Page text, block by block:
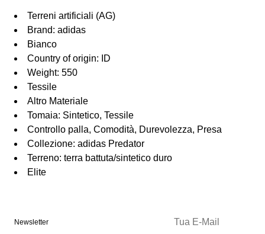
Terreni artificiali (AG)
Brand: adidas
Bianco
Country of origin: ID
Weight: 550
Tessile
Altro Materiale
Tomaia: Sintetico, Tessile
Controllo palla, Comodità, Durevolezza, Presa
Collezione: adidas Predator
Terreno: terra battuta/sintetico duro
Elite
Newsletter